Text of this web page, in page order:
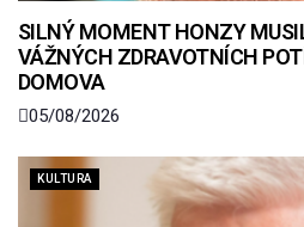
SILNÝ MOMENT HONZY
VÁŽNÝCH ZDRAVOTNÍCH
DOMOVA
05/08/2026
KULTURA